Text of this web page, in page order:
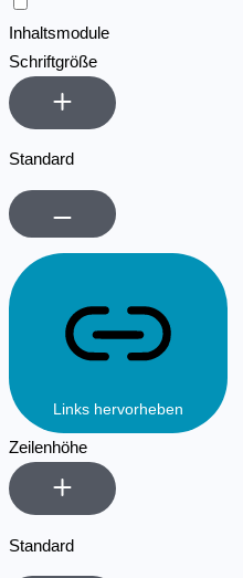
Inhaltsmodule
Schriftgröße
Standard
Links hervorheben
Zeilenhöhe
Standard